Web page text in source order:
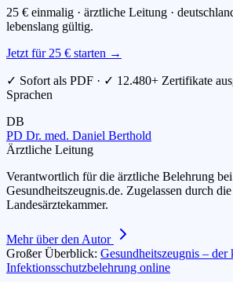
25 € einmalig · ärztliche Leitung ·
lebenslang gültig.
Jetzt für 25 € starten →
✓ Sofort als PDF · ✓ 12.480+ Zertifikate
Sprachen
DB
PD Dr. med. Daniel Berthold
Ärztliche Leitung
Verantwortlich für die ärztliche Belehrung
Gesundheitszeugnis.de. Zugelassen durch
Landesärztekammer.
Mehr über den Autor
Großer Überblick: Gesundheitszeugnis –
Infektionsschutzbelehrung online